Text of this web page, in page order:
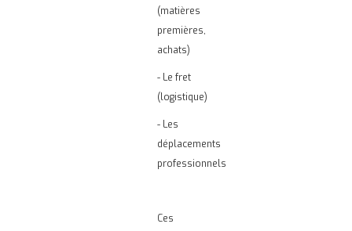
(matières
premières,
achats)
- Le fret
(logistique)
- Les
déplacements
professionnels
Ces